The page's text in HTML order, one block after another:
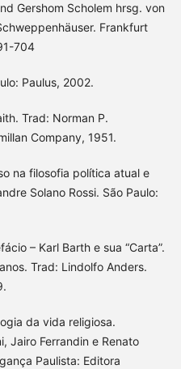
Gershom Scholem hrsg. von
Frankfurt
704
Paulus, 2002.
Trad: Norman P.
Company, 1951.
na filosofia política atual e
Solano Rossi. São Paulo:
– Karl Barth e sua “Carta”.
Trad: Lindolfo Anders.
da vida religiosa.
Jairo Ferrandin e Renato
Paulista: Editora